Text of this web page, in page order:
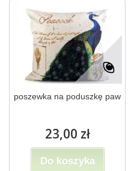
poszewka na poduszkę paw
23,00 zł
Do koszyka